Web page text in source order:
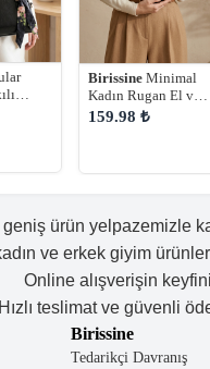
Birissine Minimal
Kadın Rugan El ve
Omuz Çantası
159.98 ₺
ürün yelpazemizle
ve erkek giyim
Online alışverişin keyfini
Hızlı teslimat ve güvenli
Birissine
Tedarikçi Davranış